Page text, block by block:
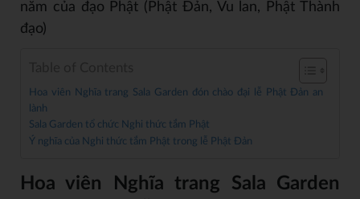
năm của đạo Phật (Phật Đản, Vu lan, Phật Thành
đạo)
Hoa viên Nghĩa trang Sala Garden đón chào đại lễ Phật Đản an
lành
Sala Garden tổ chức Nghi thức tắm Phật
Ý nghĩa của Nghi thức tắm Phật trong lễ Phật Đản
Hoa viên Nghĩa trang Sala Garden